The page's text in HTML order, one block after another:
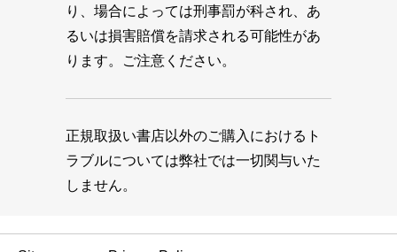
り、場合によっては刑事罰が科され、あ
るいは損害賠償を請求される可能性があ
ります。ご注意ください。
正規取扱い書店以外のご購入におけるト
ラブルについては弊社では一切関与いた
しません。